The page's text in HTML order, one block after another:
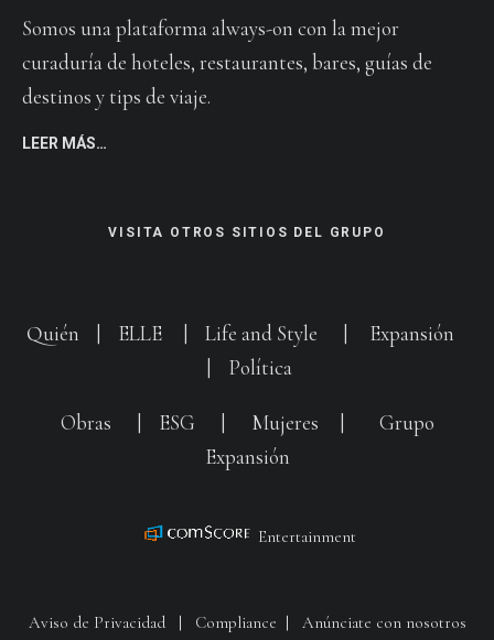
Somos una plataforma always-on con la mejor
curaduría de hoteles, restaurantes, bares, guías de
destinos y tips de viaje.
LEER MÁS…
VISITA OTROS SITIOS DEL GRUPO
Quién ELLE Life and Style
Expansión
Política
Obras ESG Mujeres
Grupo
Expansión
Entertainment
Aviso de Privacidad| Compliance | Anúnciate con nosotros